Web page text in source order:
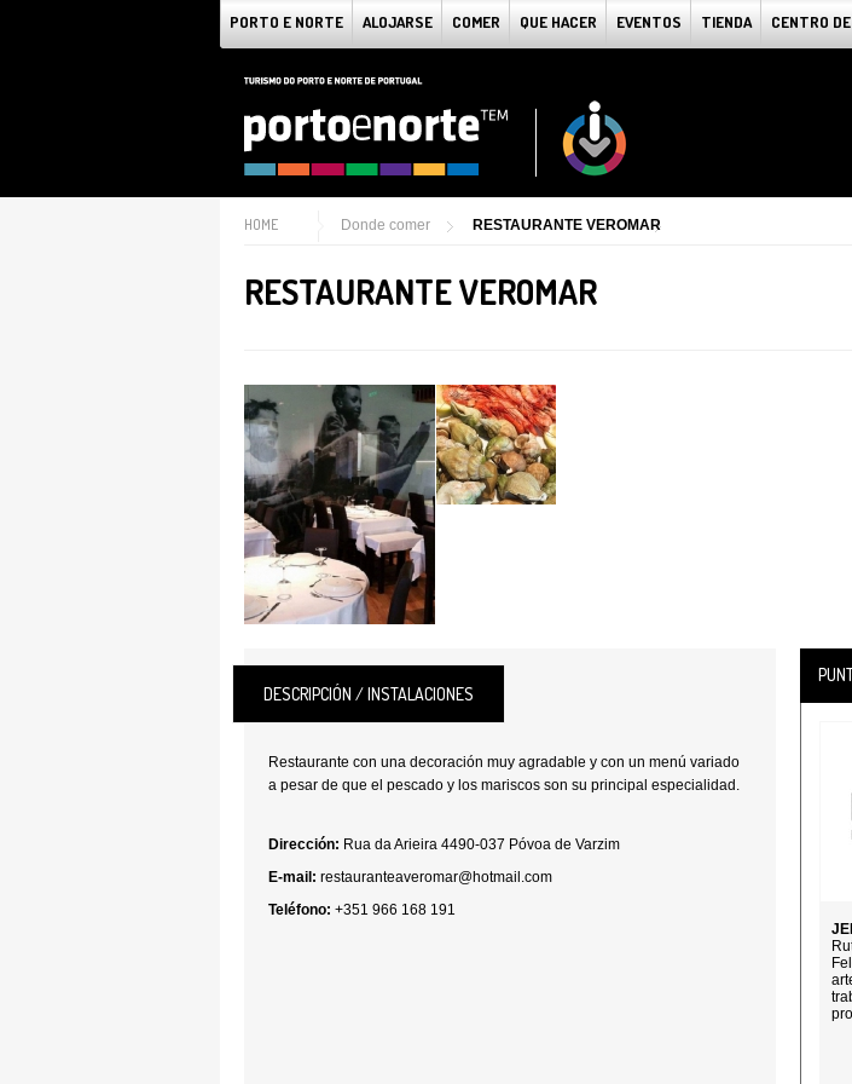
PORTO E NORTE ALOJARSE COMER QUE HACER EVENTOS TIENDA CENTRO
HOME Donde comer RESTAURANTE VEROMAR
RESTAURANTE VEROMAR
DESCRIPCIÓN / INSTALACIONES
Restaurante con una decoración muy agradable y con un menú variado
a pesar de que el pescado y los mariscos son su principal especialidad.
Dirección: Rua da Arieira 4490-037 Póvoa de Varzim
E-mail: restauranteaveromar@hotmail.com
Teléfono: +351 966 168 191